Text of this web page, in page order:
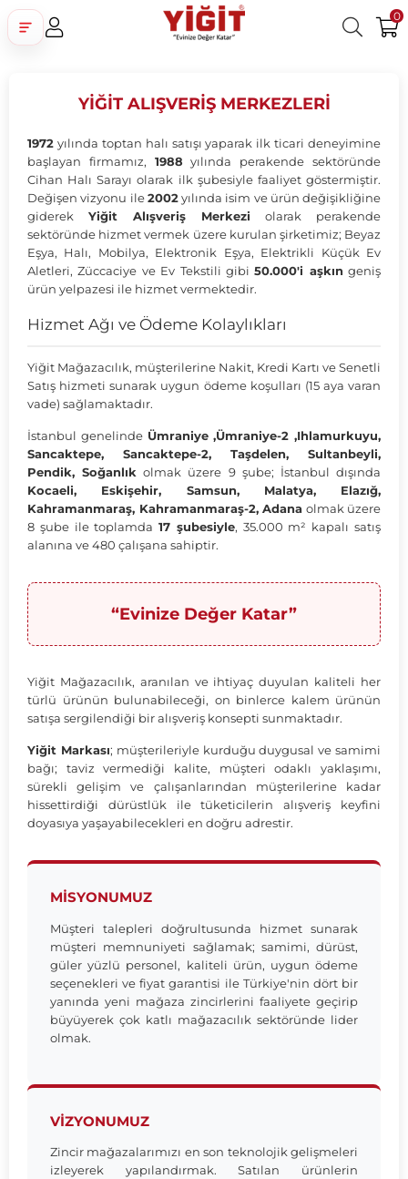
0
Google İle Bağlan
YİĞİT ALIŞVERİŞ MERKEZLERİ
1972 yılında toptan halı satışı yaparak ilk ticari deneyimine
başlayan firmamız, 1988 yılında perakende sektöründe
Cihan Halı Sarayı olarak ilk şubesiyle faaliyet göstermiştir.
Değişen vizyonu ile 2002yılında isim ve ürün değişikliğine
giderek Yiğit Alışveriş Merkezi olarak perakende
sektöründe hizmet vermek üzere kurulan şirketimiz; Beyaz
Eşya, Halı, Mobilya, Elektronik Eşya, Elektrikli Küçük Ev
Aletleri, Züccaciye ve Ev Tekstili gibi50.000'i aşkın geniş
ürün yelpazesi ile hizmet vermektedir.
Hizmet Ağı ve Ödeme Kolaylıkları
Yiğit Mağazacılık, müşterilerine Nakit, Kredi Kartı ve Senetli
Satış hizmeti sunarak uygun ödeme koşulları (15 aya varan
vade) sağlamaktadır.
İstanbul genelinde Ümraniye ,Ümraniye-2 ,Ihlamurkuyu,
Sancaktepe, Sancaktepe-2, Taşdelen, Sultanbeyli,
Pendik, Soğanlık olmak üzere 9 şube; İstanbul dışında
Kocaeli, Eskişehir, Samsun, Malatya, Elazığ,
Kahramanmaraş, Kahramanmaraş-2, Adana olmak üzere
8 şube ile toplamda17 şubesiyle, 35.000 m² kapalı satış
alanına ve 480 çalışana sahiptir.
“Evinize Değer Katar”
Yiğit Mağazacılık, aranılan ve ihtiyaç duyulan kaliteli her
türlü ürünün bulunabileceği, on binlerce kalem ürünün
satışa sergilendiği bir alışveriş konsepti sunmaktadır.
Yiğit Markası; müşterileriyle kurduğu duygusal ve samimi
bağı; taviz vermediği kalite, müşteri odaklı yaklaşımı,
sürekli gelişim ve çalışanlarından müşterilerine kadar
hissettirdiği dürüstlük ile tüketicilerin alışveriş keyfini
doyasıya yaşayabilecekleri en doğru adrestir.
MISYONUMUZ
Müşteri talepleri doğrultusunda hizmet sunarak
müşteri memnuniyeti sağlamak; samimi, dürüst,
güler yüzlü personel, kaliteli ürün, uygun ödeme
seçenekleri ve fiyat garantisi ile Türkiye'nin dört bir
yanında yeni mağaza zincirlerini faaliyete geçirip
büyüyerek çok katlı mağazacılık sektöründe lider
olmak.
VIZYONUMUZ
Zincir mağazalarımızı en son teknolojik gelişmeleri
izleyerek yapılandırmak. Satılan ürünlerin